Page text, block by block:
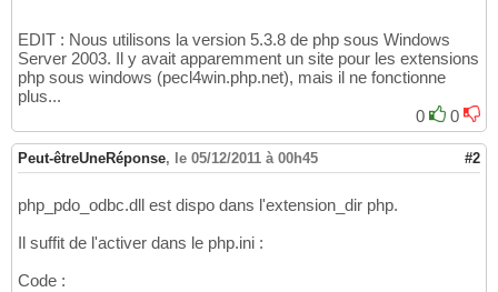
EDIT : Nous utilisons la version 5.3.8 de php sous Windows
Server 2003. Il y avait apparemment un site pour les extensions
php sous windows (pecl4win.php.net), mais il ne fonctionne
plus...
0
0
Peut-êtreUneRéponse, le 05/12/2011 à 00h45 #2
php_pdo_odbc.dll est dispo dans l'extension_dir php.
Il suffit de l'activer dans le php.ini :
Code :